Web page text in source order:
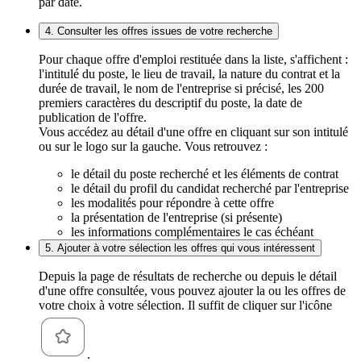
4. Consulter les offres issues de votre recherche
Pour chaque offre d'emploi restituée dans la liste, s'affichent :
l'intitulé du poste, le lieu de travail, la nature du contrat et la
durée de travail, le nom de l'entreprise si précisé, les 200
premiers caractères du descriptif du poste, la date de
publication de l'offre.
Vous accédez au détail d'une offre en cliquant sur son intitulé
ou sur le logo sur la gauche. Vous retrouvez :
le détail du poste recherché et les éléments de contrat
le détail du profil du candidat recherché par l'entreprise
les modalités pour répondre à cette offre
la présentation de l'entreprise (si présente)
les informations complémentaires le cas échéant
5. Ajouter à votre sélection les offres qui vous intéressent
Depuis la page de résultats de recherche ou depuis le détail
d'une offre consultée, vous pouvez ajouter la ou les offres de
votre choix à votre sélection. Il suffit de cliquer sur l'icône
.